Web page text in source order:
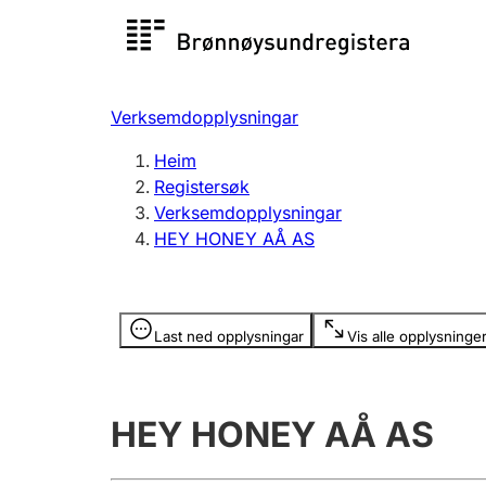
Registersøk
Registrere, endre, slette
Verksemdopplysningar
Heim
Registersøk
Verksemdopplysningar
HEY HONEY AÅ AS
Last ned opplysningar Vis alle opplysninger
Opplysninger er skjult
HEY HONEY AÅ AS